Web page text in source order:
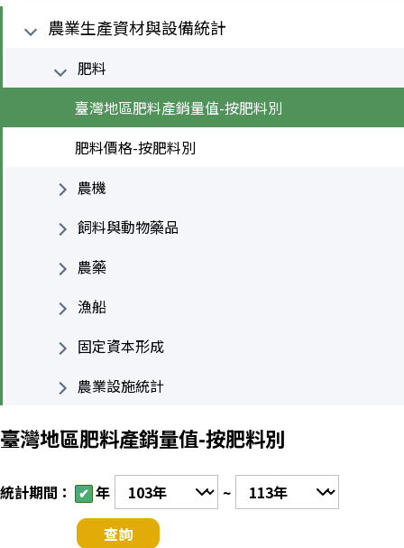
農業生產資材與設備統計
肥料
臺灣地區肥料產銷量值-按肥料別
肥料價格-按肥料別
農機
飼料與動物藥品
農藥
漁船
固定資本形成
農業設施統計
臺灣地區肥料產銷量值-按肥料別
統計期間： 年 ~